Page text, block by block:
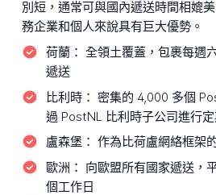
別短，通常可與國內遞送時間相媲
務企業和個人來說具有巨大優勢。
荷蘭： 全領土覆蓋，包裹每週
遞送
比利時： 密集的 4,000 多個
過 PostNL 比利時子公司進行
盧森堡： 作為比荷盧網絡框架
歐洲： 向歐盟所有國家遞送，
個工作日